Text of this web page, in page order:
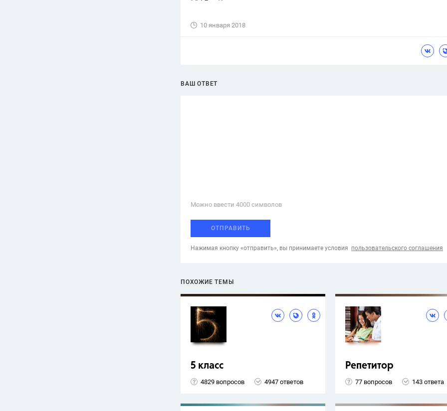
10 января 2018
ВАШ ОТВЕТ
Можно ввести 4000 cимволов
ОТПРАВИТЬ
Нажимая кнопку «отправить», вы принимаете условия пользовательского соглашения
ПОХОЖИЕ ТЕМЫ
5 класс
4829 вопросов 4947 ответов
Репетитор
77 вопросов 143 ответа